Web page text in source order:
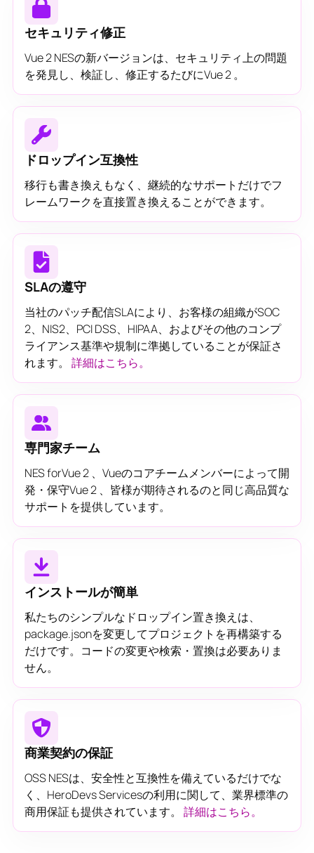
セキュリティ修正
Vue 2 NESの新バージョンは、セキュリティ上の問題
を発見し、検証し、修正するたびにVue 2 。
ドロップイン互換性
移行も書き換えもなく、継続的なサポートだけでフ
レームワークを直接置き換えることができます。
SLAの遵守
当社のパッチ配信SLAにより、お客様の組織がSOC
2、NIS2、PCI DSS、HIPAA、およびその他のコンプ
ライアンス基準や規制に準拠していることが保証さ
れます。 詳細はこちら。
専門家チーム
NES forVue 2 、Vueのコアチームメンバーによって開
発・保守Vue 2 、皆様が期待されるのと同じ高品質な
サポートを提供しています。
インストールが簡単
私たちのシンプルなドロップイン置き換えは、
package.jsonを変更してプロジェクトを再構築する
だけです。コードの変更や検索・置換は必要ありま
せん。
商業契約の保証
OSS NESは、安全性と互換性を備えているだけでな
く、HeroDevs Servicesの利用に関して、業界標準の
商用保証も提供されています。 詳細はこちら。